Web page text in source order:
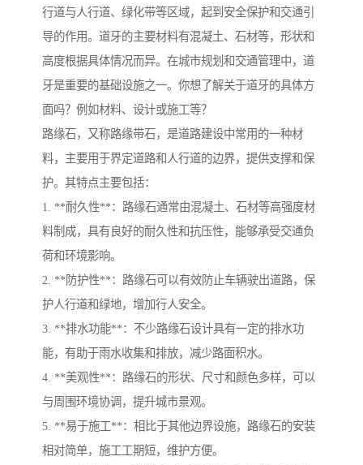
行道与人行道、绿化带等区域，起到安全保护和交通引
导的作用。道牙的主要材料有混凝土、石材等，形状和
高度根据具体情况而异。在城市规划和交通管理中，道
牙是重要的基础设施之一。你想了解关于道牙的具体方
面吗？例如材料、设计或施工等？
路缘石，又称路缘带石，是道路建设中常用的一种材
料，主要用于界定道路和人行道的边界，提供支撑和保
护。其特点主要包括：
1. **耐久性**：路缘石通常由混凝土、石材等高强度材
料制成，具有良好的耐久性和抗压性，能够承受交通负
荷和环境影响。
2. **防护性**：路缘石可以有效防止车辆驶出道路，保
护人行道和绿地，增加行人安全。
3. **排水功能**：不少路缘石设计具有一定的排水功
能，有助于雨水收集和排放，减少路面积水。
4. **美观性**：路缘石的形状、尺寸和颜色多样，可以
与周围环境协调，提升城市景观。
5. **易于施工**：相比于其他边界设施，路缘石的安装
相对简单，施工工期短，维护方便。